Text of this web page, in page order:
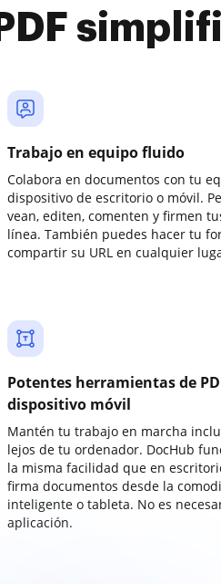
Trabajo en equipo fluido
Colabora en documentos con tu
dispositivo de escritorio o móvil.
vean, editen, comenten y firmen
línea. También puedes hacer tu
compartir su URL en cualquier
Potentes herramientas de
dispositivo móvil
Mantén tu trabajo en marcha
lejos de tu ordenador. DocHub
la misma facilidad que en
firma documentos desde la
inteligente o tableta. No es
aplicación.